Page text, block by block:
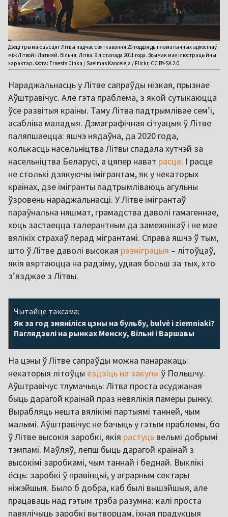
Дзеці трымаюць сцяг Літвы падчас святкавання 20-годдзя дыпламатычных адносінаў
між Літвой і Латвіяй. Вільня, Літва. 9 лістапада 2011 года. Здымак мае ілюстрацыйны
характар. Фота: Ernests Dinka / Saeimas Kanceleja / Flickr, CC BY-SA 2.0
Нараджальнасць у Літве сапраўды нізкая, прызнае
Аўштравічус. Але гэта праблема, з якой сутыкаюцца
ўсе развітыя краіны. Таму Літва падтрымлівае сем’і,
асабліва маладыя. Дэмаграфічная сітуацыя ў Літве
паляпшаецца: яшчэ нядаўна, да 2020 года,
колькасць насельніцтва Літвы спадала хутчэй за
насельніцтва Беларусі, а цяпер нават расце. І расце
не столькі дзякуючы імігрантам, як у некаторых
краінах, дзе імігранты падтрымліваюць агульны
ўзровень нараджальнасці. У Літве імігрантаў
параўнальна няшмат, грамадства даволі гамагеннае,
хоць застаецца талерантным да замежнікаў і не мае
вялікіх страхаў перад мігрантамі. Справа яшчэ ў тым,
што ў Літве даволі высокая рээміграцыя – літоўцаў,
якія вяртаюцца на радзіму, удвая больш за тых, хто
з’язджае з Літвы.
Чытайце таксама:
Як за год змяніліся цэны на бульбу, bulvė і ziemniaki?
Паглядзелі на рынках Менску, Вільні і Варшавы
На цэны ў Літве сапраўды можна панаракаць:
некаторыя літоўцы ездзіць на закупы ў Польшчу.
Аўштравічус тлумачыць: Літва проста асуджаная
быць дарагой краінай праз невялікія памеры рынку.
Вырабляць нешта вялікімі партыямі танней, чым
малымі. Аўштравічус не бачыць у гэтым праблемы, бо
ў Літве высокія заробкі, якія растуць вельмі добрымі
тэмпамі. Маўляў, лепш быць дарагой краінай з
высокімі заробкамі, чым таннай і беднай. Выклікі
ёсць: заробкі ў правінцыі, у аграрным сектары
ніжэйшыя. Было б добра, каб былі вышэйшыя, але
працаваць над гэтым трэба разумна: калі проста
павялічыць заробкі вытворцам, іхная прадукцыя